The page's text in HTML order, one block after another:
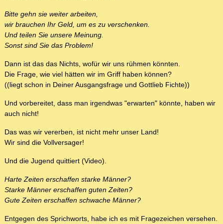
Bitte gehn sie weiter arbeiten,
wir brauchen Ihr Geld, um es zu verschenken.
Und teilen Sie unsere Meinung.
Sonst sind Sie das Problem!
Dann ist das das Nichts, wofür wir uns rühmen könnten.
Die Frage, wie viel hätten wir im Griff haben können?
((liegt schon in Deiner Ausgangsfrage und Gottlieb Fichte))
Und vorbereitet, dass man irgendwas "erwarten" könnte, haben wir
auch nicht!
Das was wir vererben, ist nicht mehr unser Land!
Wir sind die Vollversager!
Und die Jugend quittiert (Video).
Harte Zeiten erschaffen starke Männer?
Starke Männer erschaffen guten Zeiten?
Gute Zeiten erschaffen schwache Männer?
Entgegen des Sprichworts, habe ich es mit Fragezeichen versehen.